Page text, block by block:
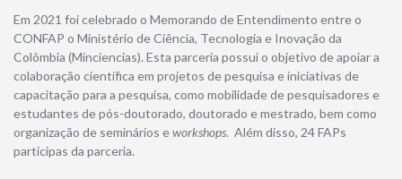
Em 2021 foi celebrado o Memorando de Entendimento entre o
CONFAP o Ministério de Ciência, Tecnologia e Inovação da
Colômbia (Minciencias). Esta parceria possui o objetivo de apoiar a
colaboração científica em projetos de pesquisa e iniciativas de
capacitação para a pesquisa, como mobilidade de pesquisadores e
estudantes de pós-doutorado, doutorado e mestrado, bem como
organização de seminários eworkshops. Além disso, 24 FAPs
participas da parceria.